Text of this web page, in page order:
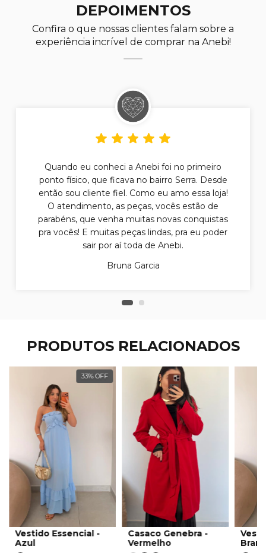
DEPOIMENTOS
Confira o que nossas clientes falam sobre a
experiência incrível de comprar na Anebi!
Quando eu conheci a Anebi foi no primeiro
ponto físico, que ficava no bairro Serra. Desde
então sou cliente fiel. Como eu amo essa loja!
O atendimento, as peças, vocês estão de
parabéns, que venha muitas novas conquistas
pra vocês! E muitas peças lindas, pra eu poder
sair por aí toda de Anebi.
Bruna Garcia
PRODUTOS RELACIONADOS
33%OFF
Vestido Essencial -
Azul
Casaco Genebra -
Vermelho